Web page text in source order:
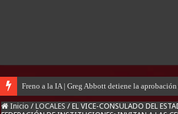
Freno a la IA | Greg Abbott detiene la
Inicio / LOCALES / EL VICE-CONSULADO DEL